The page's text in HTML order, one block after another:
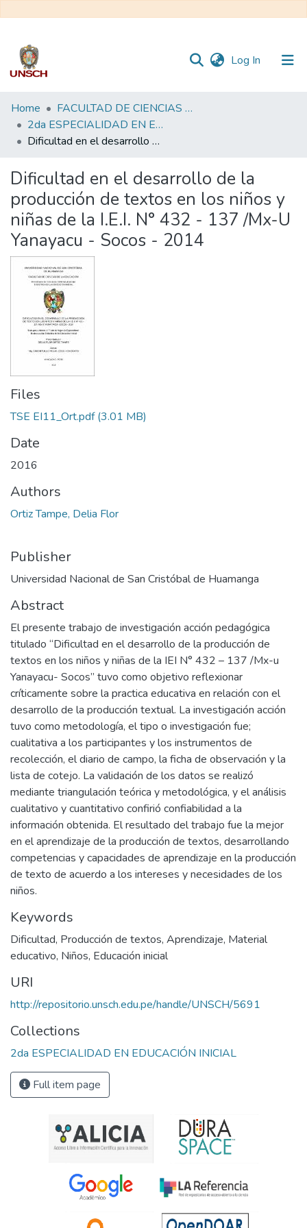
Log In (current)
Communities
&
Collections
Statistics
Home
FACULTAD DE CIENCIAS DE LA EDUCACIÓN
2da ESPECIALIDAD EN EDUCACIÓN INICIAL
Dificultad en el desarrollo de la producción de textos en los niños y niñas de la I.E.I. N° 432 - 137 /Mx-U Yanayacu - Socos - 2014
Dificultad en el desarrollo de la
producción de textos en los niños y
niñas de la I.E.I. N° 432 - 137 /Mx-U
Yanayacu - Socos - 2014
Files
TSE EI11_Ort.pdf(3.01 MB)
Date
2016
Authors
Ortiz Tampe, Delia Flor
Publisher
Universidad Nacional de San Cristóbal de Huamanga
Abstract
El presente trabajo de investigación acción pedagógica
titulado “Dificultad en el desarrollo de la producción de
textos en los niños y niñas de la IEI N° 432 – 137 /Mx-u
Yanayacu- Socos” tuvo como objetivo reflexionar
críticamente sobre la practica educativa en relación con el
desarrollo de la producción textual. La investigación acción
tuvo como metodología, el tipo o investigación fue;
cualitativa a los participantes y los instrumentos de
recolección, el diario de campo, la ficha de observación y la
lista de cotejo. La validación de los datos se realizó
mediante triangulación teórica y metodológica, y el análisis
cualitativo y cuantitativo confirió confiabilidad a la
información obtenida. El resultado del trabajo fue la mejor
en el aprendizaje de la producción de textos, desarrollando
competencias y capacidades de aprendizaje en la producción
de texto de acuerdo a los intereses y necesidades de los
niños.
Keywords
Dificultad, Producción de textos, Aprendizaje, Material
educativo, Niños, Educación inicial
URI
http://repositorio.unsch.edu.pe/handle/UNSCH/5691
Collections
2da ESPECIALIDAD EN EDUCACIÓN INICIAL
Full item page